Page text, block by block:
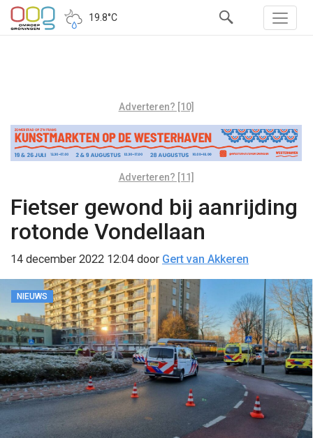
19.8°C
Adverteren? [10]
Adverteren? [11]
Fietser gewond bij aanrijding
rotonde Vondellaan
14 december 2022 12:04 door Gert van Akkeren
NIEUWS